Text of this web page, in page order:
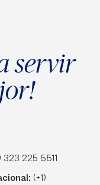
servir
323 225 5511
(+1)